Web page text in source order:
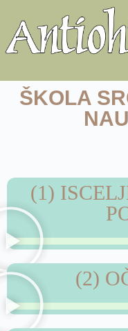
ŠKOLA
(1)
(2)